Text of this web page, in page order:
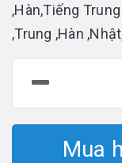
,Hàn,Tiếng
,Trung ,Hàn
Mua